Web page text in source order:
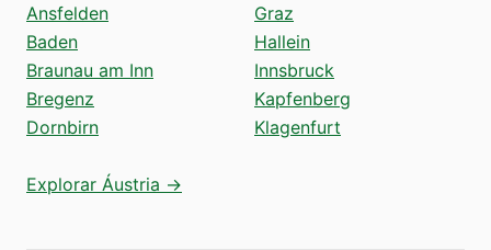
Ansfelden
Baden
Braunau am Inn
Bregenz
Dornbirn
Graz
Hallein
Innsbruck
Kapfenberg
Klagenfurt
Explorar Áustria →